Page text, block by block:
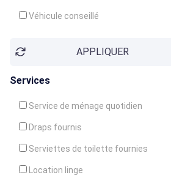
Véhicule conseillé
APPLIQUER
Services
Service de ménage quotidien
Draps fournis
Serviettes de toilette fournies
Location linge